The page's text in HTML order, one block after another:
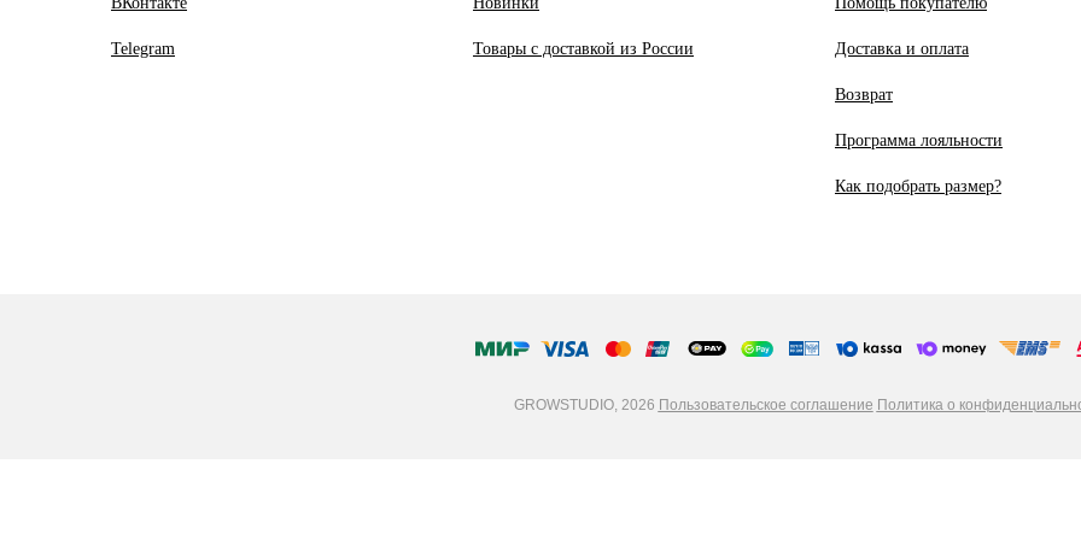
Telegram Товары с доставкой из России Доставка и оплата
Возврат
Программа лояльности
Как подобрать размер?
GROWSTUDIO, 2026 Пользовательское соглашение Политика о